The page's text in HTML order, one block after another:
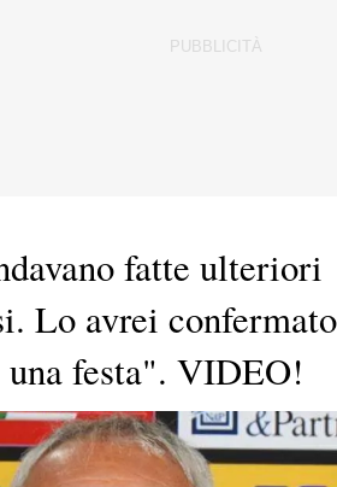
fatte ulteriori
Lo avrei
una festa". VIDEO!